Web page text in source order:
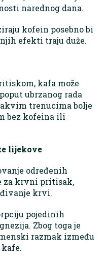
narednog dana.
kofein posebno bi
efekti traju duže.
kafa može
ubrzanog rada
trenucima bolje
bez kofeina ili
lijekove
određenih
za krvni pritisak,
krvi.
pojedinih
Zbog toga je
razmak između